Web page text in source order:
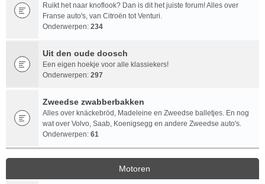
Ruikt het naar knoflook? Dan is dit het juiste forum! Alles over
Franse auto's, van Citroën tot Venturi.
Onderwerpen: 234
Uit den oude doosch
Een eigen hoekje voor alle klassiekers!
Onderwerpen: 297
Zweedse zwabberbakken
Alles over knäckebröd, Madeleine en Zweedse balletjes. En nog
wat over Volvo, Saab, Koenigsegg en andere Zweedse auto's.
Onderwerpen: 61
Motoren